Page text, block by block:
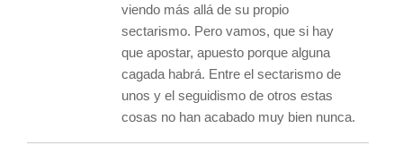
viendo más allá de su propio
sectarismo. Pero vamos, que si hay
que apostar, apuesto porque alguna
cagada habrá. Entre el sectarismo de
unos y el seguidismo de otros estas
cosas no han acabado muy bien nunca.